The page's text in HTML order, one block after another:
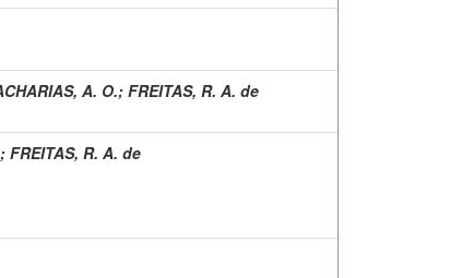
A. O.; FREITAS, R. A. de
; FREITAS, R. A. de